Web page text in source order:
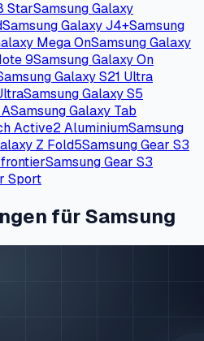
StarSamsung Galaxy
Samsung Galaxy J4+Samsung
Mega OnSamsung Galaxy
9Samsung Galaxy On
Galaxy S21 Ultra
Samsung Galaxy S5
Samsung Galaxy Tab
Active2 AluminiumSamsung
Z Fold5Samsung Gear S3
Samsung Gear S3
Sport
für Samsung